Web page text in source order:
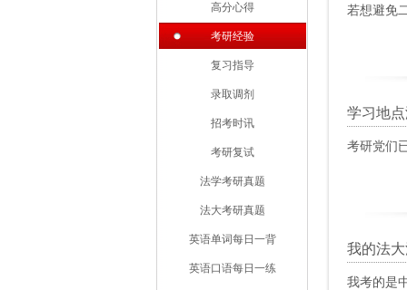
高分心得
考研经验
复习指导
录取调剂
招考时讯
考研复试
法学考研真题
法大考研真题
英语单词每日一背
英语口语每日一练
若想避免
学习地
考研党们
我的法
我考的是